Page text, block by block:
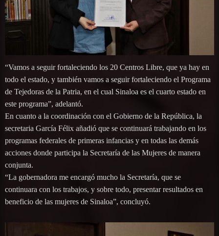
“Vamos a seguir fortaleciendo los 20 Centros Libre, que ya hay en
todo el estado, y también vamos a seguir fortaleciendo el Programa
de Tejedoras de la Patria, en el cual Sinaloa es el cuarto estado en
este programa”, adelantó.
En cuanto a la coordinación con el Gobierno de la República, la
secretaria García Félix añadió que se continuará trabajando en los
programas federales de primeras infancias y en todas las demás
acciones donde participa la Secretaría de las Mujeres de manera
conjunta.
“La gobernadora me encargó mucho la Secretaría, que se
continuara con los trabajos, y sobre todo, presentar resultados en
beneficio de las mujeres de Sinaloa”, concluyó.